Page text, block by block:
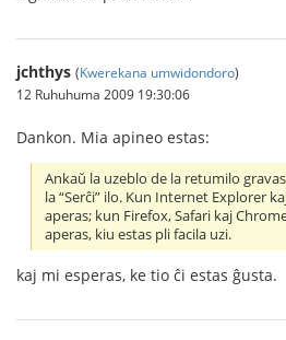
jchthys (Kwerekana umwidondoro)
12 Ruhuhuma 2009 19:30:06
Dankon. Mia apineo estas:
Ankaŭ la uzeblo de la retumilo
la “Serĉi” ilo. Kun Internet Explorer
aperas; kun Firefox, Safari kaj
aperas, kiu estas pli facila uzi.
kaj mi esperas, ke tio ĉi estas ĝusta.